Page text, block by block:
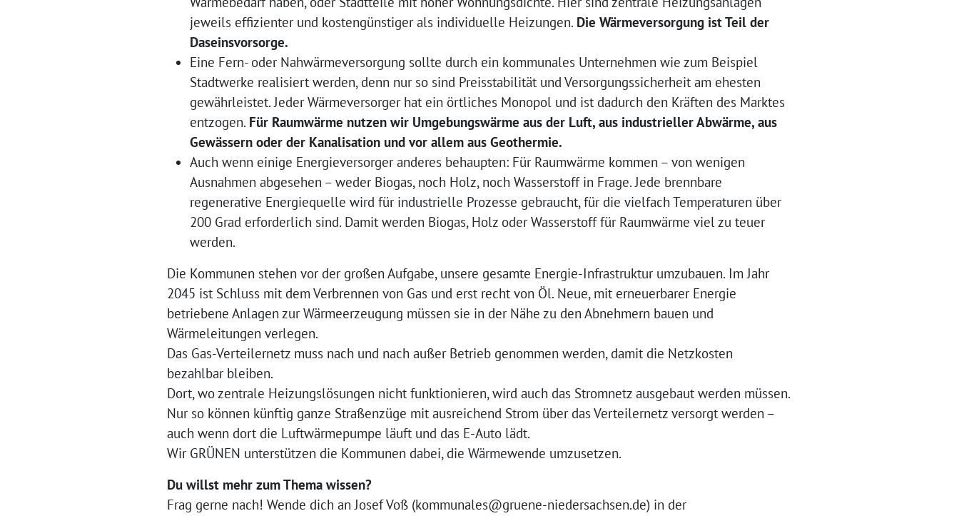
jeweils effizienter und kostengünstiger als individuelle Heizungen. Die Wärmeversorgung ist Teil der
Daseinsvorsorge.
Eine Fern- oder Nahwärmeversorgung sollte durch ein kommunales Unternehmen wie zum Beispiel
Stadtwerke realisiert werden, denn nur so sind Preisstabilität und Versorgungssicherheit am ehesten
gewährleistet. Jeder Wärmeversorger hat ein örtliches Monopol und ist dadurch den Kräften des Marktes
entzogen. Für Raumwärme nutzen wir Umgebungswärme aus der Luft, aus industrieller Abwärme, aus
Gewässern oder der Kanalisation und vor allem aus Geothermie.
Auch wenn einige Energieversorger anderes behaupten: Für Raumwärme kommen – von wenigen
Ausnahmen abgesehen – weder Biogas, noch Holz, noch Wasserstoff in Frage. Jede brennbare
regenerative Energiequelle wird für industrielle Prozesse gebraucht, für die vielfach Temperaturen über
200 Grad erforderlich sind. Damit werden Biogas, Holz oder Wasserstoff für Raumwärme viel zu teuer
werden.
Die Kommunen stehen vor der großen Aufgabe, unsere gesamte Energie-Infrastruktur umzubauen. Im Jahr
2045 ist Schluss mit dem Verbrennen von Gas und erst recht von Öl. Neue, mit erneuerbarer Energie
betriebene Anlagen zur Wärmeerzeugung müssen sie in der Nähe zu den Abnehmern bauen und
Wärmeleitungen verlegen.
Das Gas-Verteilernetz muss nach und nach außer Betrieb genommen werden, damit die Netzkosten
bezahlbar bleiben.
Dort, wo zentrale Heizungslösungen nicht funktionieren, wird auch das Stromnetz ausgebaut werden müssen.
Nur so können künftig ganze Straßenzüge mit ausreichend Strom über das Verteilernetz versorgt werden –
auch wenn dort die Luftwärmepumpe läuft und das E-Auto lädt.
Wir GRÜNEN unterstützen die Kommunen dabei, die Wärmewende umzusetzen.
Du willst mehr zum Thema wissen?
Frag gerne nach! Wende dich an Josef Voß (kommunales@gruene-niedersachsen.de) in der